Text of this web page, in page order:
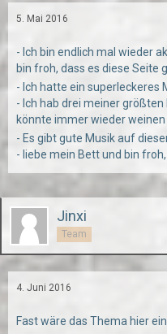
5. Mai 2016
- Ich bin endlich mal wieder
bin froh, dass es diese Seite
- Ich hatte ein superleckeres
- Ich hab drei meiner
könnte immer wieder weinen
- Es gibt gute Musik auf
- liebe mein Bett und bin
Jinxi
Team
4. Juni 2016
Fast wäre das Thema hier